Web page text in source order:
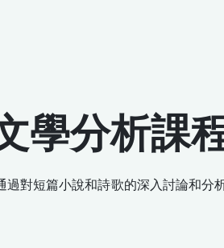
學分析課
對短篇小說和詩歌的深入討論和